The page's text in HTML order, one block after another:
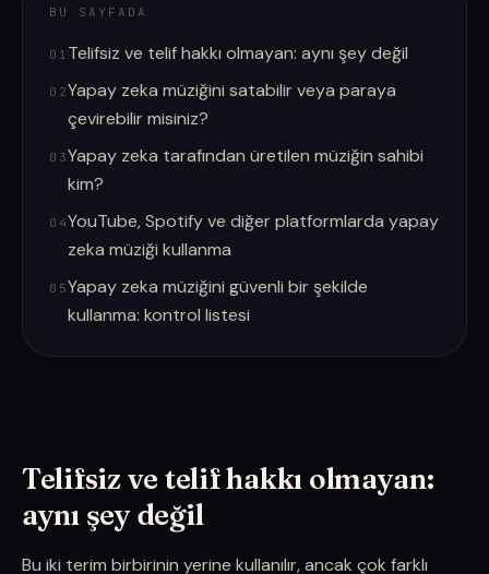
BU SAYFADA
01 Telifsiz ve telif hakkı olmayan: aynı şey değil
02Yapay zeka müziğini satabilir veya paraya
çevirebilir misiniz?
03Yapay zeka tarafından üretilen müziğin sahibi
kim?
04YouTube, Spotify ve diğer platformlarda yapay
zeka müziği kullanma
05Yapay zeka müziğini güvenli bir şekilde
kullanma: kontrol listesi
Telifsiz ve telif hakkı olmayan:
aynı şey değil
Bu iki terim birbirinin yerine kullanılır, ancak çok farklı